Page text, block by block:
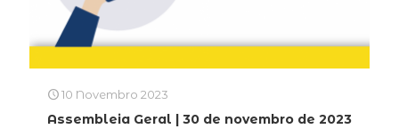
10 Novembro 2023
Assembleia Geral | 30 de novembro de 2023